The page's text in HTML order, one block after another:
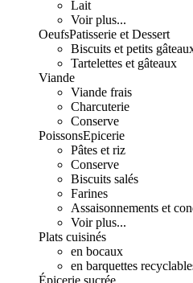
Lait
Voir plus...
OeufsPatisserie et Dessert
Biscuits et petits
Tartelettes et gâteaux
Viande
Viande frais
Charcuterie
Conserve
PoissonsEpicerie
Pâtes et riz
Conserve
Biscuits salés
Farines
Assaisonnements et
Voir plus...
Plats cuisinés
en bocaux
en barquettes
Épicerie sucrée